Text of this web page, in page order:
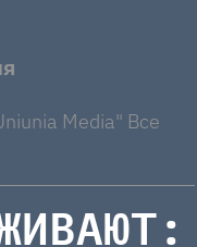
Media" Все